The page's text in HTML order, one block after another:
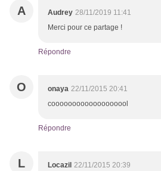
A Audrey 28/11/2019 11:41
Merci pour ce partage !
Répondre
O onaya 22/11/2015 20:41
cooooooooooooooooool
Répondre
L Locazil 22/11/2015 20:39